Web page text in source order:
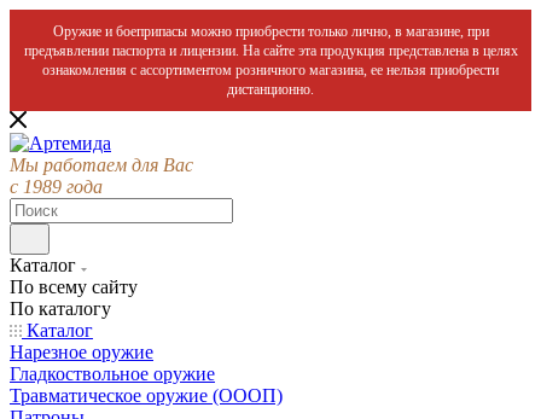
Оружие и боеприпасы можно приобрести только лично, в магазине, при
предъявлении паспорта и лицензии. На сайте эта продукция представлена в целях
ознакомления с ассортиментом розничного магазина, ее нельзя приобрести
дистанционно.
Мы работаем для Вас
с 1989 года
Каталог
По всему сайту
По каталогу
Каталог
Нарезное оружие
Гладкоствольное оружие
Травматическое оружие (ОООП)